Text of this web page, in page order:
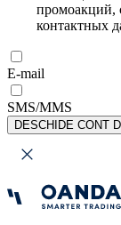
промоакций,
контактных
E-mail
SMS/MMS
DESCHIDE CONT